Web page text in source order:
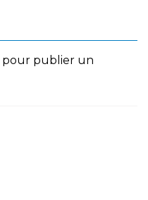
pour publier un